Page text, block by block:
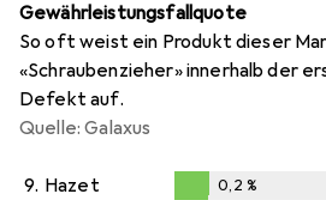
Gewährleistungsfallquote
So oft weist ein Produkt dieser
«Schraubenzieher» innerhalb der
Defekt auf.
Quelle: Galaxus
9. Hazet 0,2 %